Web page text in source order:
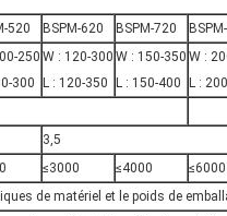
520 BSPM-620 BSPM-720
250
300
W : 120-300
L : 120-350
W : 150-350
L : 150-400
W :
L :
3,5
≤3000 ≤4000
≤6000
de matériel et le poids de